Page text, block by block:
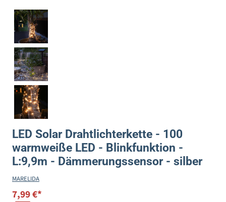
LED Solar Drahtlichterkette - 100
warmweiße LED - Blinkfunktion -
L:9,9m - Dämmerungssensor - silber
MARELIDA
7,99 €*